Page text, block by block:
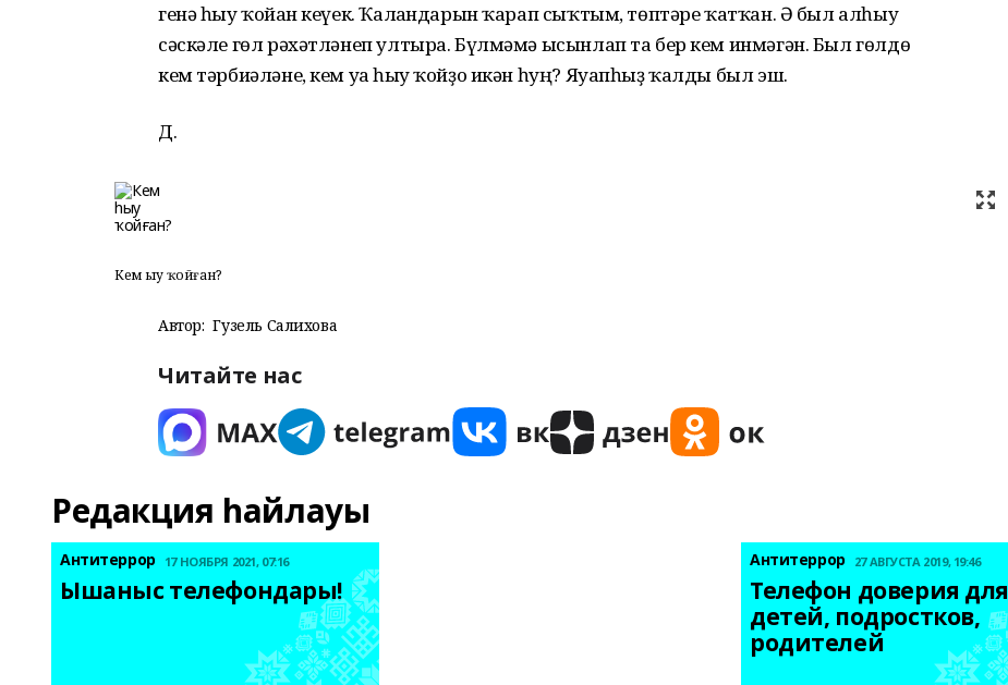
генә һыу ҡойған кеүек. Ҡалғандарын ҡарап сыҡтым, төптәре ҡатҡан. Ә был алһыу
сәскәле гөл рәхәтләнеп ултыра. Бүлмәмә ысынлап та бер кем инмәгән. Был гөлдө
кем тәрбиәләне, кем уға һыу ҡойҙо икән һуң? Яуапһыҙ ҡалды был эш.
Д.
Кем һыу ҡойған?
Автор: Гузель Салихова
Читайте нас
Редакция һайлауы
Антитеррор 17 НОЯБРЯ 2021, 07:16
Ышаныс телефондары!
Антитеррор 27 АВГУСТА 2019, 19:46
Телефон доверия для
детей, подростков,
родителей